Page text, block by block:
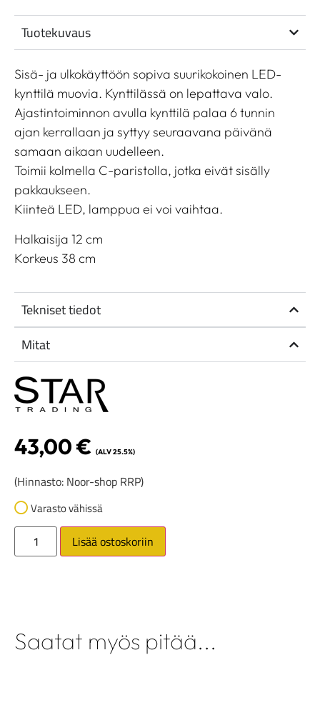
Tuotekuvaus
Sisä- ja ulkokäyttöön sopiva suurikokoinen LED-
kynttilä muovia. Kynttilässä on lepattava valo.
Ajastintoiminnon avulla kynttilä palaa 6 tunnin
ajan kerrallaan ja syttyy seuraavana päivänä
samaan aikaan uudelleen.
Toimii kolmella C-paristolla, jotka eivät sisälly
pakkaukseen.
Kiinteä LED, lamppua ei voi vaihtaa.
Halkaisija 12 cm
Korkeus 38 cm
Tekniset tiedot
Mitat
43,00€ (ALV 25.5%)
(Hinnasto: Noor-shop RRP)
Varasto vähissä
Lisää ostoskoriin
Saatat myös pitää...